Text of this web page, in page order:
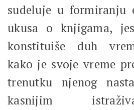
sudeluje u formiranju
ukusa o knjigama,
konstituiše duh
kako je svoje vreme
trenutku njenog
kasnijim